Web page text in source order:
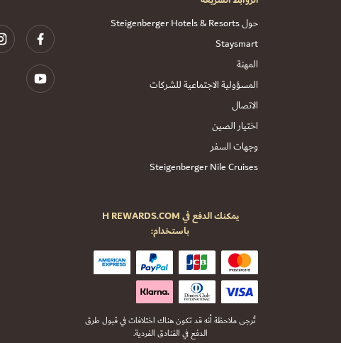
حول Steigenberger Hotels & Resorts
Staysmart
المهنة
المسؤولية الاجتماعية للشركات
الاتصال
اختيار الصين
وجهات السفر
Steigenberger Nile Cruises
يمكنك الدفع في H REWARDS.COM
باستخدام:
تُرجى ملاحظة أنه قد تكون هناك اختلافات في قبول طرق
الدفع في الفنادق الفردية.